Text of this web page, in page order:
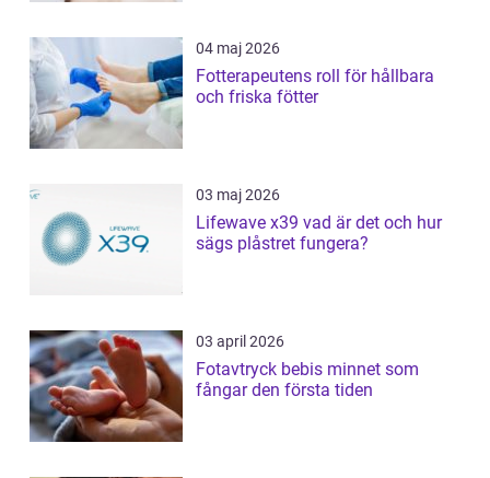
04 maj 2026
Fotterapeutens roll för hållbara
och friska fötter
03 maj 2026
Lifewave x39 vad är det och hur
sägs plåstret fungera?
03 april 2026
Fotavtryck bebis minnet som
fångar den första tiden